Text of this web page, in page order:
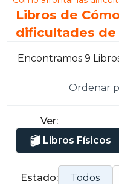
Libros de
dificultades
Encontramos 9
Ordenar
Ver:
Libros Físicos
Estado: Todos